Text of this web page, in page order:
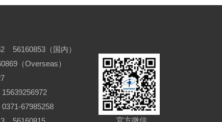
56160853（国内）
（Overseas）
67985258
官方微信